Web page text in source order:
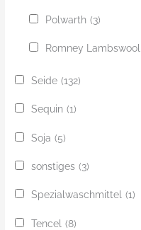
Polwarth (3)
Romney Lambswool
Seide (132)
Sequin (1)
Soja (5)
sonstiges (3)
Spezialwaschmittel (1)
Tencel (8)